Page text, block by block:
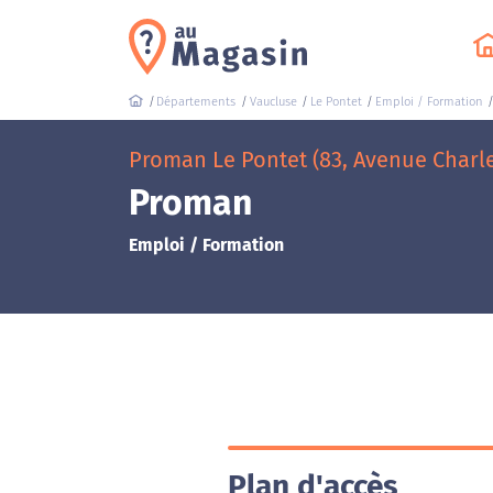
Départements Vaucluse Le Pontet Emploi / Formation
Proman Le Pontet (83, Avenue
Proman
Emploi / Formation